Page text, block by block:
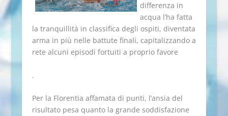
differenza in
acqua l’ha fatta
la tranquillità in classifica degli ospiti, diventata
arma in più nelle battute finali, capitalizzando a
rete alcuni episodi fortuiti a proprio favore
.
Per la Florentia affamata di punti, l’ansia del
risultato pesa quanto la grande soddisfazione